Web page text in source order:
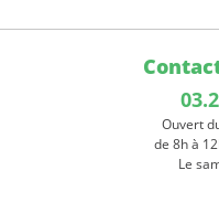
Ouvert
de 8h à
Le